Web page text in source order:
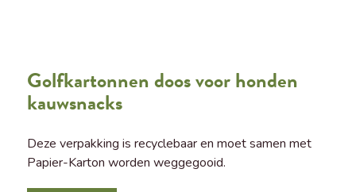
Golfkartonnen doos voor honden
kauwsnacks
Deze verpakking is recyclebaar en moet samen met
Papier-Karton worden weggegooid.